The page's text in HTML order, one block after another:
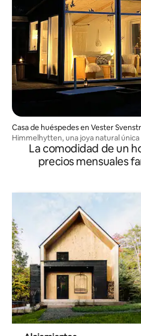
Casa de huéspedes en Vester
Himmelhytten, una joya natural
La comodidad de un
precios mensuales